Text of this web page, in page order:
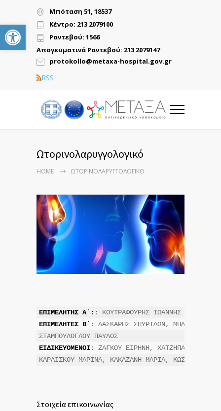
Ανοίξτε τη γραμμή εργαλείων
Μπόταση 51, 18537
Κέντρο: 213 2079100
Ραντεβού: 1566
Απογευματινά Ραντεβού: 213 2079147
protokollo@metaxa-hospital.gov.gr
RSS
Ωτορινολαρυγγολογικό
HOME ΩΤΟΡΙΝΟΛΑΡΥΓΓΟΛΟΓΙΚΌ
ΕΠΙΜΕΛΗΤΗΣ Α΄:
ΕΠΙΜΕΛΗΤΕΣ Β΄ : ΛΑΣΚΑΡΗΣ ΣΠΥΡΙΔΩΝ, ΜΗΛΙΩΝΗ
ΕΙΔΙΚΕΥΟΜΕΝΟΙ: ΖΑΓΚΟΥ ΕΙΡΗΝΗ,
ΚΑΡΑΙΣΚΟΥ ΜΑΡΙΝΑ, ΚΑΚΑΖΑΝΗ ΜΑΡΙΑ, ΚΩΣΤΑΡΕΣ
Στοιχεία επικοινωνίας